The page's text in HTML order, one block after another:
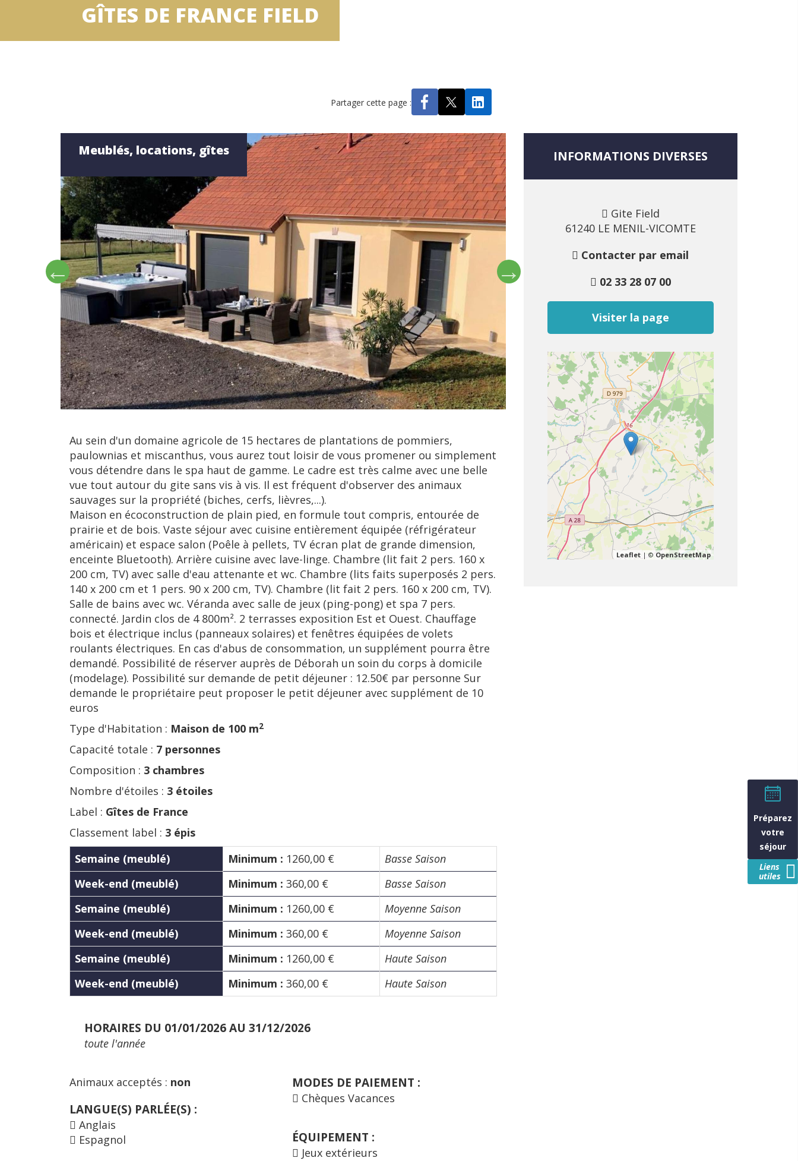
GÎTES DE FRANCE FIELD
Partager cette page :
Meublés, locations, gîtes
Au sein d'un domaine agricole de 15 hectares de plantations de pommiers,
paulownias et miscanthus, vous aurez tout loisir de vous promener ou simplement
vous détendre dans le spa haut de gamme. Le cadre est très calme avec une belle
vue tout autour du gite sans vis à vis. Il est fréquent d'observer des animaux
sauvages sur la propriété (biches, cerfs, lièvres,...).
Maison en écoconstruction de plain pied, en formule tout compris, entourée de
prairie et de bois. Vaste séjour avec cuisine entièrement équipée (réfrigérateur
américain) et espace salon (Poêle à pellets, TV écran plat de grande dimension,
enceinte Bluetooth). Arrière cuisine avec lave-linge. Chambre (lit fait 2 pers. 160 x
200 cm, TV) avec salle d'eau attenante et wc. Chambre (lits faits superposés 2 pers.
140 x 200 cm et 1 pers. 90 x 200 cm, TV). Chambre (lit fait 2 pers. 160 x 200 cm, TV).
Salle de bains avec wc. Véranda avec salle de jeux (ping-pong) et spa 7 pers.
connecté. Jardin clos de 4 800m². 2 terrasses exposition Est et Ouest. Chauffage
bois et électrique inclus (panneaux solaires) et fenêtres équipées de volets
roulants électriques. En cas d'abus de consommation, un supplément pourra être
demandé. Possibilité de réserver auprès de Déborah un soin du corps à domicile
(modelage). Possibilité sur demande de petit déjeuner : 12.50€ par personne Sur
demande le propriétaire peut proposer le petit déjeuner avec supplément de 10
euros
Type d'Habitation : Maison de 100 m2
Capacité totale : 7 personnes
Composition : 3 chambres
Nombre d'étoiles : 3 étoiles
Label : Gîtes de France
Classement label : 3 épis
Semaine (meublé)
Minimum : 1260,00 €
Basse Saison
Week-end (meublé)
Minimum : 360,00 €
Basse Saison
Semaine (meublé)
Minimum : 1260,00 €
Moyenne Saison
Week-end (meublé)
Minimum : 360,00 €
Moyenne Saison
Semaine (meublé)
Minimum : 1260,00 €
Haute Saison
Week-end (meublé)
Minimum : 360,00 € Haute Saison
HORAIRES DU 01/01/2026 AU 31/12/2026
toute l'année
Animaux acceptés : non
LANGUE(S) PARLÉE(S) :
Anglais
Espagnol
MODES DE PAIEMENT :
Chèques Vacances
ÉQUIPEMENT :
Jeux extérieurs
INFORMATIONS DIVERSES
Gite Field
61240 LE MENIL-VICOMTE
Contacter par email
02 33 28 07 00
Visiter la page
Leaflet| © OpenStreetMap
Préparez
votre
séjour
Liens
utiles